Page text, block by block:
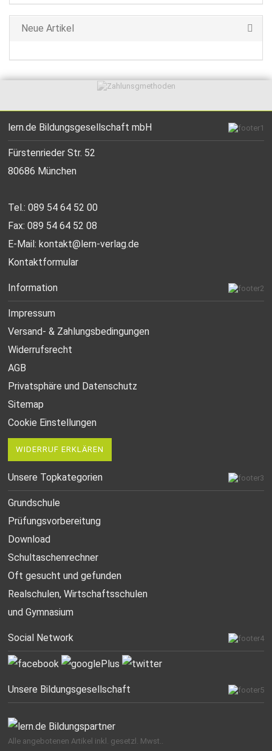
Neue Artikel
lern.de Bildungsgesellschaft mbH
Fürstenrieder Str. 52
80686 München
Tel.: 089 54 64 52 00
Fax: 089 54 64 52 08
E-Mail:kontakt@lern-verlag.de
Kontaktformular
Information
Impressum
Versand- & Zahlungsbedingungen
Widerrufsrecht
AGB
Privatsphäre und Datenschutz
Sitemap
Cookie Einstellungen
WIDERRUF ERKLÄREN
Unsere Topkategorien
Grundschule
Prüfungsvorbereitung
Download
Schultaschenrechner
Oft gesucht und gefunden
Realschulen,Wirtschaftsschulen
und Gymnasium
Social Network
Unsere Bildungsgesellschaft
Alle angebotenen Artikel inkl. gesetzl. Mwst..